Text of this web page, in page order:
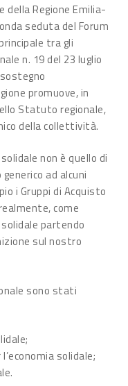
della Regione Emilia-
seduta del Forum
tra gli
n. 19 del 23 luglio
promuove, in
Statuto regionale,
della collettività.
non è quello di
ad alcuni
i Gruppi di Acquisto
come
partendo
sul nostro
sono stati
solidale;